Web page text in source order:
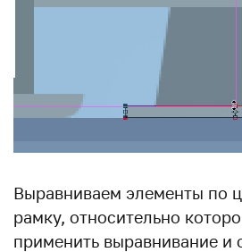
Выравниваем элементы по
рамку, относительно
применить выравнивание и